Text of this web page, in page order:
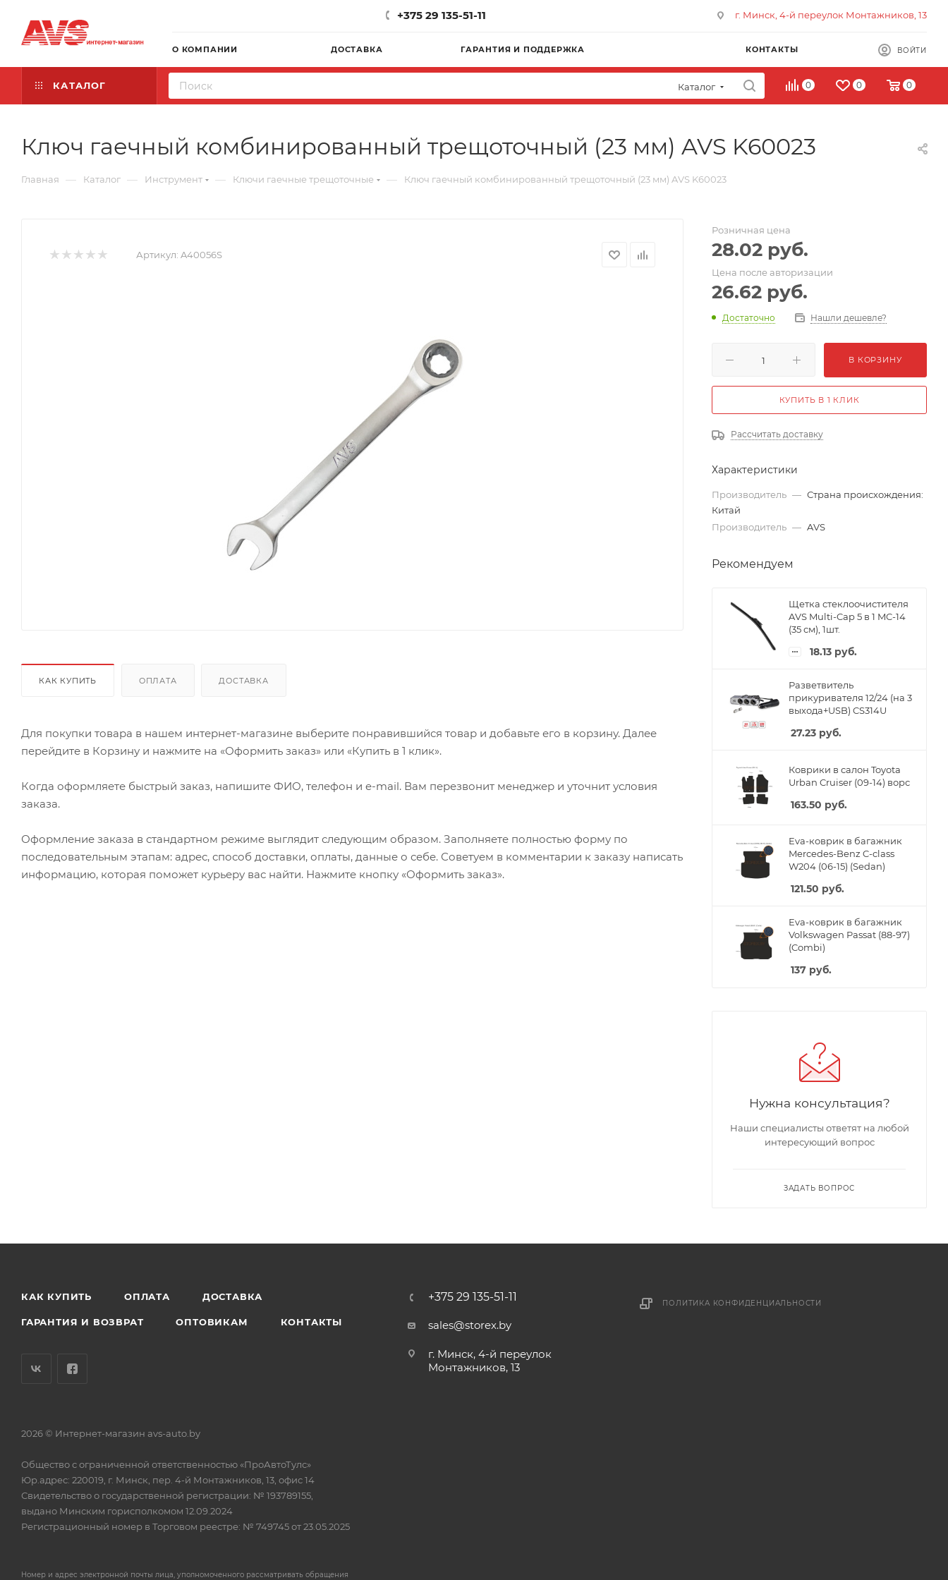
+375 29 135-51-11 г. Минск, 4-й переулок Монтажников, 13
О КОМПАНИИ ДОСТАВКА ГАРАНТИЯ И ПОДДЕРЖКА КОНТАКТЫ ВОЙТИ
КАТАЛОГ Каталог 0 0 0
Ключ гаечный комбинированный трещоточный (23 мм) AVS K60023
Главная — Каталог — Инструмент — Ключи гаечные трещоточные — Ключ гаечный комбинированный трещоточный (23 мм) AVS K60023
Артикул: A40056S
КАК КУПИТЬ ОПЛАТА ДОСТАВКА
Для покупки товара в нашем интернет-магазине выберите понравившийся товар и добавьте его в корзину. Далее
перейдите в Корзину и нажмите на «Оформить заказ» или «Купить в 1 клик».
Когда оформляете быстрый заказ, напишите ФИО, телефон и e-mail. Вам перезвонит менеджер и уточнит условия
заказа.
Оформление заказа в стандартном режиме выглядит следующим образом. Заполняете полностью форму по
последовательным этапам: адрес, способ доставки, оплаты, данные о себе. Советуем в комментарии к заказу написать
информацию, которая поможет курьеру вас найти. Нажмите кнопку «Оформить заказ».
Розничная цена
28.02 руб.
Цена после авторизации
26.62 руб.
Достаточно Нашли дешевле?
В КОРЗИНУ
КУПИТЬ В 1 КЛИК
Рассчитать доставку
Характеристики
Производитель — Страна происхождения:
Китай
Производитель — AVS
Рекомендуем
Щетка стеклоочистителя
AVS Multi-Cap 5 в 1 MC-14
(35 см), 1шт.
18.13 руб.
Разветвитель
прикуривателя 12/24 (на 3
выхода+USB) CS314U
27.23 руб.
Коврики в салон Toyota
Urban Cruiser (09-14) ворс
163.50 руб.
Eva-коврик в багажник
Mercedes-Benz C-class
W204 (06-15) (Sedan)
121.50 руб.
Eva-коврик в багажник
Volkswagen Passat (88-97)
(Combi)
137 руб.
Нужна консультация?
Наши специалисты ответят на любой
интересующий вопрос
ЗАДАТЬ ВОПРОС
КАК КУПИТЬ ОПЛАТА ДОСТАВКА
ГАРАНТИЯ И ВОЗВРАТ ОПТОВИКАМ КОНТАКТЫ
+375 29 135-51-11
sales@storex.by
г. Минск, 4-й переулок
Монтажников, 13
ПОЛИТИКА КОНФИДЕНЦИАЛЬНОСТИ
2026 © Интернет-магазин avs-auto.by
Общество с ограниченной ответственностью «ПроАвтоТулс»
Юр.адрес: 220019, г. Минск, пер. 4-й Монтажников, 13, офис 14
Свидетельство о государственной регистрации: № 193789155,
выдано Минским горисполкомом 12.09.2024
Регистрационный номер в Торговом реестре: № 749745 от 23.05.2025
Номер и адрес электронной почты лица, уполномоченного рассматривать обращения